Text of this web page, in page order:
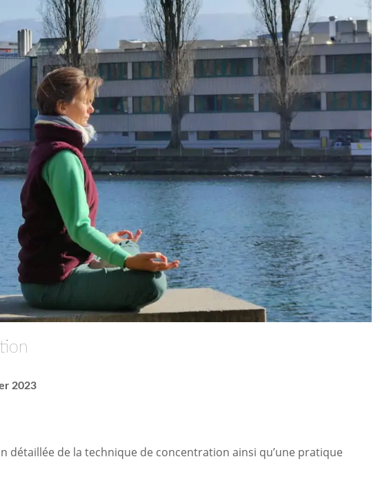
2023
détaillée de la technique de concentration ainsi qu’une pratique